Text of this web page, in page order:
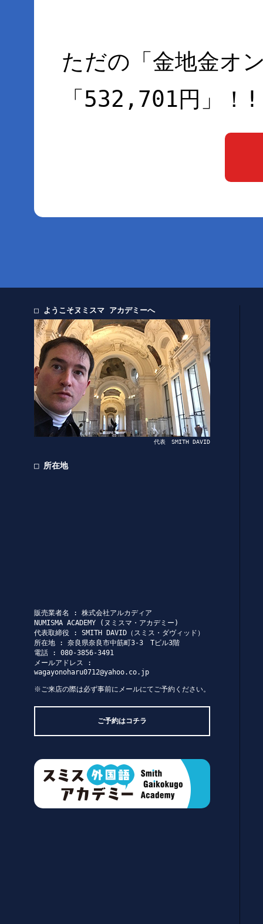
ただの「金地金オ
「532,701円」
□ ようこそヌミスマ アカデミーへ
代表 SMITH DAVID
□ 所在地
販売業者名 : 株式会社アルカディア
NUMISMA ACADEMY (ヌミスマ・アカデミー)
代表取締役 : SMITH DAVID（スミス・ダヴィッド）
所在地 : 奈良県奈良市中筋町3-3 Tビル3階
電話 : 080-3856-3491
メールアドレス :
wagayonoharu0712@yahoo.co.jp
※ご来店の際は必ず事前にメールにてご予約ください。
ご予約はコチラ